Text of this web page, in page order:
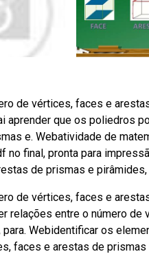
de vértices, faces e
aprender que os poliedros
e. Webatividade de
final, pronta para
de prismas e
de vértices, faces e
relações entre o número
Webidentificar os
faces e arestas de